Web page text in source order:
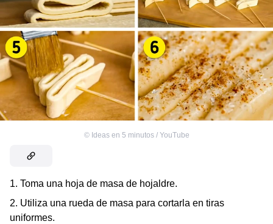
© Ideas en 5 minutos / YouTube
1. Toma una hoja de masa de hojaldre.
2. Utiliza una rueda de masa para cortarla en tiras
uniformes.